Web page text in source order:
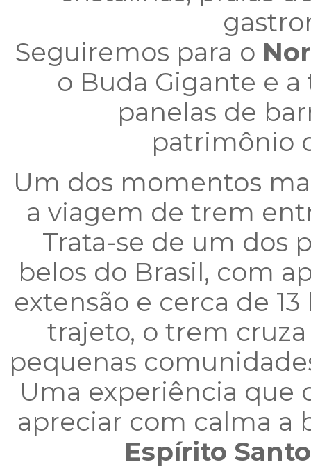
Seguiremos para o
o Buda Gigante e
panelas de
patrimônio
Um dos momentos
a viagem de trem
Trata-se de um dos
belos do Brasil, com
extensão e cerca de
trajeto, o trem
pequenas
Uma experiência que
apreciar com calma a
Espírito Santo